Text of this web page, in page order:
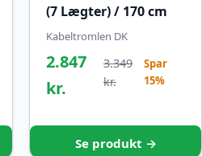
(7 Lægter) / 170 cm
Kabeltromlen DK
2.847
kr.
3.349
kr.
Spar
15%
Se produkt →